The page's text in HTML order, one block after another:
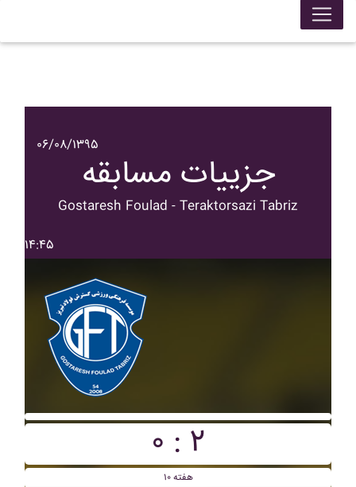
۰۶/۰۸/۱۳۹۵
جزییات مسابقه
Gostaresh Foulad - Teraktorsazi Tabriz
۱۴:۴۵
۰ : ۲
هفته ۱۰